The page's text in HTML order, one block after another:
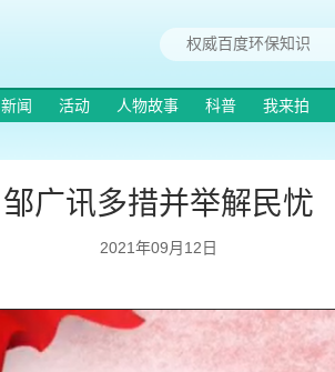
新闻 活动 人物故事 科普 我来拍
邹广讯多措并举解民忧
2021年09月12日